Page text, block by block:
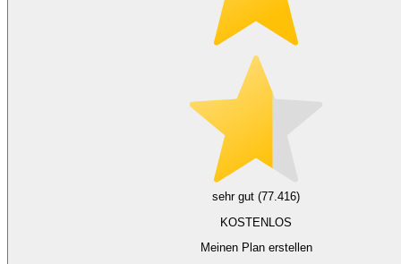
sehr gut (77.416)
KOSTENLOS
Meinen Plan erstellen